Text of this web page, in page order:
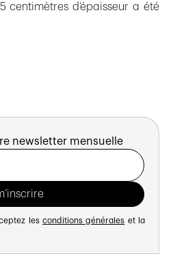
centimètres d’épaisseur a été
newsletter mensuelle
les conditions générales et la